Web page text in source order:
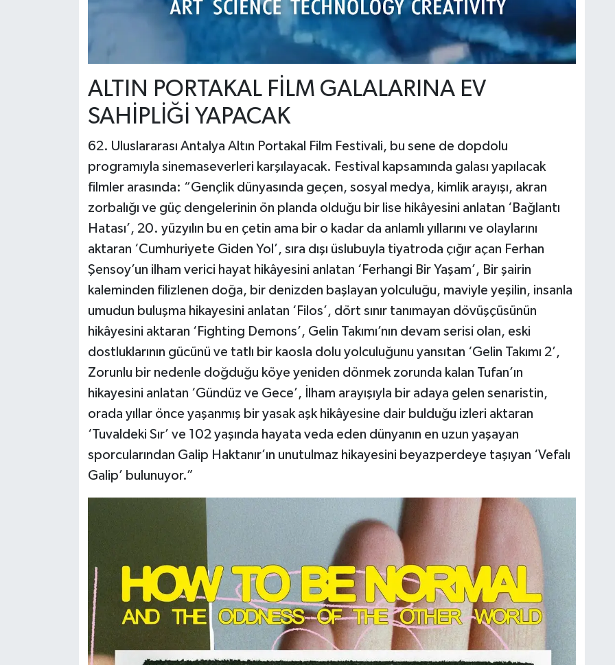
ALTIN PORTAKAL FİLM GALALARINA EV
SAHİPLİĞİ YAPACAK
62. Uluslararası Antalya Altın Portakal Film Festivali, bu sene de dopdolu
programıyla sinemaseverleri karşılayacak. Festival kapsamında galası yapılacak
filmler arasında: “Gençlik dünyasında geçen, sosyal medya, kimlik arayışı, akran
zorbalığı ve güç dengelerinin ön planda olduğu bir lise hikâyesini anlatan ‘Bağlantı
Hatası’, 20. yüzyılın bu en çetin ama bir o kadar da anlamlı yıllarını ve olaylarını
aktaran ‘Cumhuriyete Giden Yol’, sıra dışı üslubuyla tiyatroda çığır açan Ferhan
Şensoy’un ilham verici hayat hikâyesini anlatan ‘Ferhangi Bir Yaşam’, Bir şairin
kaleminden filizlenen doğa, bir denizden başlayan yolculuğu, maviyle yeşilin, insanla
umudun buluşma hikayesini anlatan ‘Filos’, dört sınır tanımayan dövüşçüsünün
hikâyesini aktaran ‘Fighting Demons’, Gelin Takımı’nın devam serisi olan, eski
dostluklarının gücünü ve tatlı bir kaosla dolu yolculuğunu yansıtan ‘Gelin Takımı 2’,
Zorunlu bir nedenle doğduğu köye yeniden dönmek zorunda kalan Tufan’ın
hikayesini anlatan ‘Gündüz ve Gece’, İlham arayışıyla bir adaya gelen senaristin,
orada yıllar önce yaşanmış bir yasak aşk hikâyesine dair bulduğu izleri aktaran
‘Tuvaldeki Sır’ ve 102 yaşında hayata veda eden dünyanın en uzun yaşayan
sporcularından Galip Haktanır’ın unutulmaz hikayesini beyazperdeye taşıyan ‘Vefalı
Galip’ bulunuyor.”